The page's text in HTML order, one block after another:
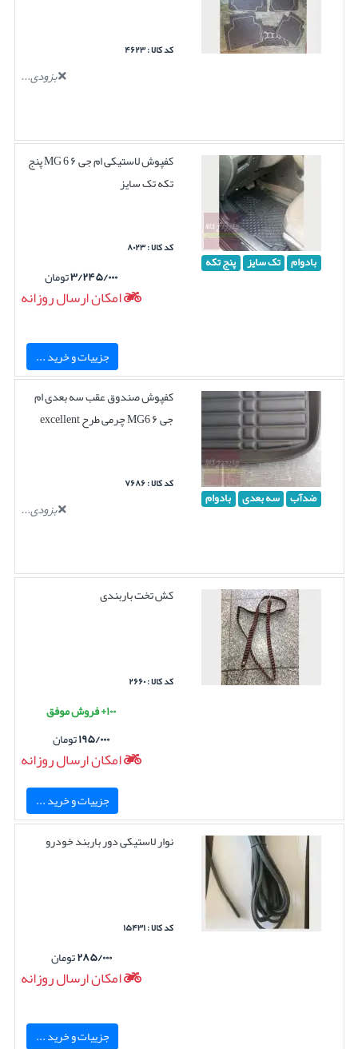
کد کالا : ۴۶۲۳
بزودی...
بادوام تک سایز پنج تکه
کفپوش لاستیکی ام جی ۶ MG 6 پنج
تکه تک سایز
کد کالا : ۸۰۲۳
۳/۲۴۵/۰۰۰تومان
امکان ارسال روزانه
جزییات و خرید ...
ضدآب سه بعدی بادوام
کفپوش صندوق عقب سه بعدی ام
جی ۶ MG6 چرمی طرح excellent
کد کالا : ۷۶۸۶
بزودی...
کش تخت باربندی
کد کالا : ۲۶۶۰
۱۰۰+ فروش موفق
۱۹۵/۰۰۰تومان
امکان ارسال روزانه
جزییات و خرید ...
نوار لاستیکی دور باربند خودرو
کد کالا : ۱۵۴۳۱
۲۸۵/۰۰۰تومان
امکان ارسال روزانه
جزییات و خرید ...